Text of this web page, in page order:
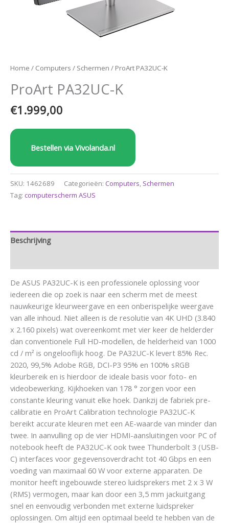
Home / Computers / Schermen / ProArt PA32UC-K
ProArt PA32UC-K
€1.999,00
Bestellen via Vivolanda.nl
SKU: 1462689 Categorieën: Computers, Schermen
Tag: computerscherm ASUS
Beschrijving
De ASUS PA32UC-K is een professionele oplossing voor
iedereen die op zoek is naar een scherm met de meest
nauwkeurige kleurweergave en een onberispelijke weergave
van alle inhoud. Niet alleen is de resolutie van 4K UHD (3.840
x 2.160 pixels) wat overeenkomt met vier keer de helderder
dan conventionele Full HD-modellen, de helderheid van 1000
cd / m² is ongelooflijk hoog. De PA32UC-K levert 85% Rec.
2020, 99,5% Adobe RGB, DCI-P3 95% en 100% sRGB
kleurbereik en is hierdoor de ideale basis voor foto- en
videobewerking. Kijkhoeken van 178 ° zorgen voor een
constante kleuring vanuit elke hoek. Dankzij de fabriek pre-
calibratie en ProArt Calibration technologie PA32UC-K
bereikt accurate kleuren met een AE-waarde van minder dan
twee. In aanvulling op de vier HDMI-aansluitingen voor PC of
notebook heeft de PA32UC-K ook twee Thunderbolt 3 (USB-
C) interfaces voor gegevensoverdracht tot 40 Gbps en een
voeding van maximaal 60 W voor externe apparaten. De
monitor heeft ingebouwde stereo luidsprekers met 2 x 3 W
(RMS) vermogen, maar kan door een 3,5 mm jackuitgang
snel en eenvoudig verbonden met externe luidspreker
oplossingen. Om altijd een optimaal beeld te hebben van de